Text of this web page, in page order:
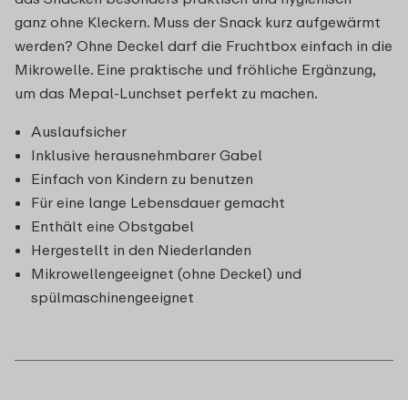
ganz ohne Kleckern. Muss der Snack kurz aufgewärmt
werden? Ohne Deckel darf die Fruchtbox einfach in die
Mikrowelle. Eine praktische und fröhliche Ergänzung,
um das Mepal-Lunchset perfekt zu machen.
Auslaufsicher
Inklusive herausnehmbarer Gabel
Einfach von Kindern zu benutzen
Für eine lange Lebensdauer gemacht
Enthält eine Obstgabel
Hergestellt in den Niederlanden
Mikrowellengeeignet (ohne Deckel) und
spülmaschinengeeignet